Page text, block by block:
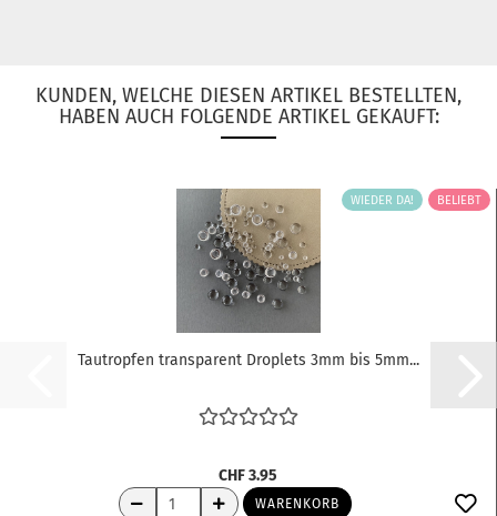
KUNDEN, WELCHE DIESEN ARTIKEL BESTELLTEN,
HABEN AUCH FOLGENDE ARTIKEL GEKAUFT:
WIEDER DA! BELIEBT
Tautropfen transparent Droplets 3mm bis 5mm...
CHF 3.95
WARENKORB